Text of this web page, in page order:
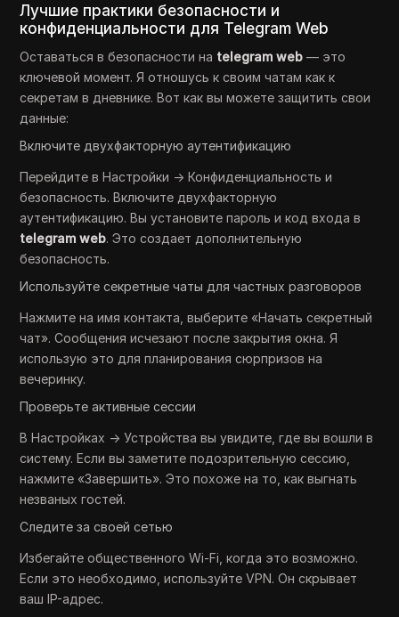
Лучшие практики безопасности и
конфиденциальности для Telegram Web
Оставаться в безопасности на telegram web — это
ключевой момент. Я отношусь к своим чатам как к
секретам в дневнике. Вот как вы можете защитить свои
данные:
Включите двухфакторную аутентификацию
Перейдите в Настройки → Конфиденциальность и
безопасность. Включите двухфакторную
аутентификацию. Вы установите пароль и код входа в
telegram web. Это создает дополнительную
безопасность.
Используйте секретные чаты для частных разговоров
Нажмите на имя контакта, выберите «Начать секретный
чат». Сообщения исчезают после закрытия окна. Я
использую это для планирования сюрпризов на
вечеринку.
Проверьте активные сессии
В Настройках → Устройства вы увидите, где вы вошли в
систему. Если вы заметите подозрительную сессию,
нажмите «Завершить». Это похоже на то, как выгнать
незваных гостей.
Следите за своей сетью
Избегайте общественного Wi-Fi, когда это возможно.
Если это необходимо, используйте VPN. Он скрывает
ваш IP-адрес.